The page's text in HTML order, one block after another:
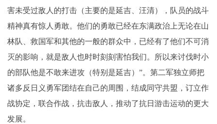
害未受过敌人的打击（主要的是延吉、汪清），队员的战斗
精神真有惊人勇敢。他们的勇敢已经在东满政治上无论在山
林队、救国军和其他的一般的群众中，已经有了他们不可消
灭的影响，就是敌人也时时刻刻害怕我们。所以来讨伐时小
的部队他是不敢来进攻（特别是延吉）”。第二军独立师把
诸多反日义勇军团结在自己的周围，结成同守共盟，订立作
战协定，联合作战，抗击敌人，推动了抗日游击运动的更大
发展。